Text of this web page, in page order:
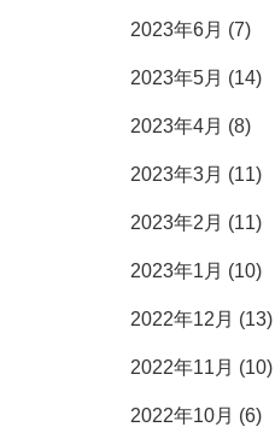
2023年6月 (7)
2023年5月 (14)
2023年4月 (8)
2023年3月 (11)
2023年2月 (11)
2023年1月 (10)
2022年12月 (13)
2022年11月 (10)
2022年10月 (6)